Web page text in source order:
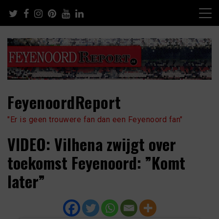
content
FeyenoordReport
"Er is geen trouwere fan dan een Feyenoord fan"
VIDEO: Vilhena zwijgt over
toekomst Feyenoord: ”Komt
later”